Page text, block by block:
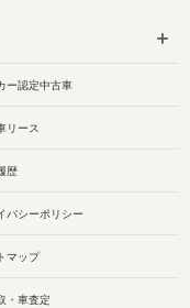
ー認定中古車
リース
歴
バシーポリシー
マップ
・車査定